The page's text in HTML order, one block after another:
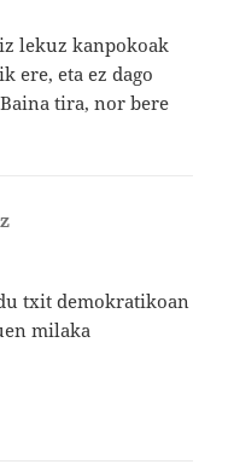
lekuz kanpokoak
ere, eta ez dago
tira, nor bere
txit demokratikoan
milaka